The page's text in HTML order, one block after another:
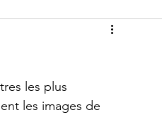
les plus
les images de